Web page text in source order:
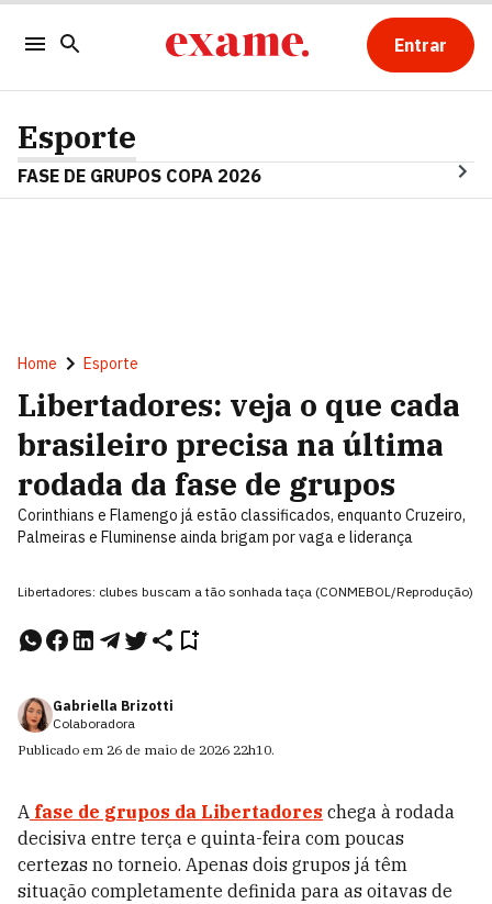
Entrar
Esporte
FASE DE GRUPOS COPA 2026
Home Esporte
Libertadores: veja o que cada
brasileiro precisa na última
rodada da fase de grupos
Corinthians e Flamengo já estão classificados, enquanto Cruzeiro,
Palmeiras e Fluminense ainda brigam por vaga e liderança
Libertadores: clubes buscam a tão sonhada taça (CONMEBOL/Reprodução)
Gabriella Brizotti
Colaboradora
Publicado em 26 de maio de 2026 22h10.
A fase de grupos da Libertadores chega à rodada
decisiva entre terça e quinta-feira com poucas
certezas no torneio. Apenas dois grupos já têm
situação completamente definida para as oitavas de